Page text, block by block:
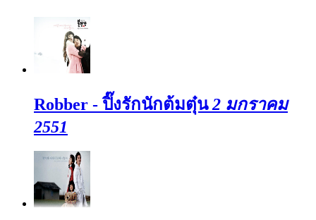
Robber - ปิ๊งรักนักต้มตุ๋น2 มกราคม
2551